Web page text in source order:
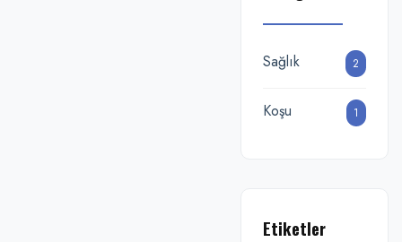
Sağlık 2
Koşu 1
Etiketler